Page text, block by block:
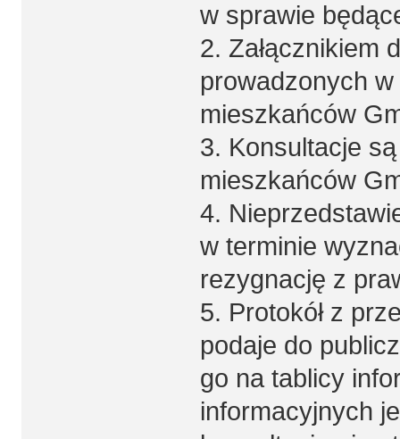
w sprawie
2. Załącznikiem
prowadzonych
mieszkańców
3. Konsultacje
mieszkańców
4.
w terminie
rezygnację z
5. Protokół z
podaje do
go na tablicy
informacyjnych